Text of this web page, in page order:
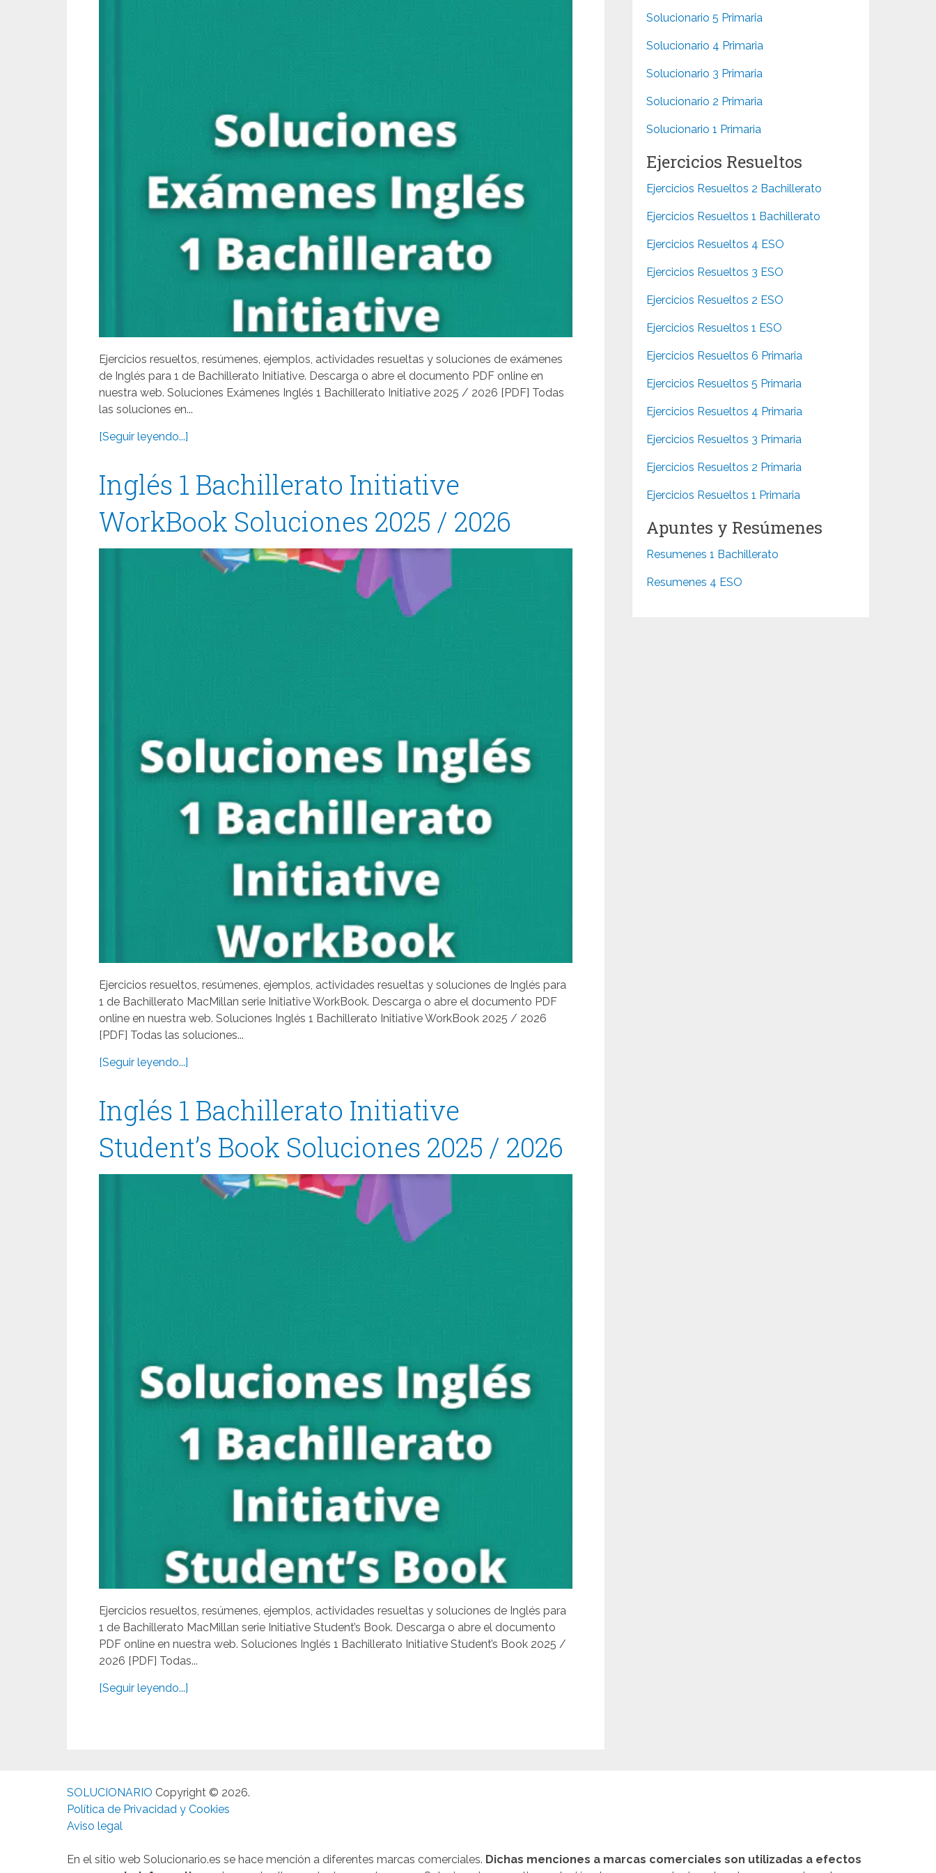
Ejercicios resueltos, resúmenes, ejemplos, actividades resueltas y soluciones de exámenes
de Inglés para 1 de Bachillerato Initiative. Descarga o abre el documento PDF online en
nuestra web. Soluciones Exámenes Inglés 1 Bachillerato Initiative 2025 / 2026 [PDF] Todas
las soluciones en...
[Seguir leyendo...]
Inglés 1 Bachillerato Initiative
WorkBook Soluciones 2025 / 2026
Ejercicios resueltos, resúmenes, ejemplos, actividades resueltas y soluciones de Inglés para
1 de Bachillerato MacMillan serie Initiative WorkBook. Descarga o abre el documento PDF
online en nuestra web. Soluciones Inglés 1 Bachillerato Initiative WorkBook 2025 / 2026
[PDF] Todas las soluciones...
[Seguir leyendo...]
Inglés 1 Bachillerato Initiative
Student’s Book Soluciones 2025 / 2026
Ejercicios resueltos, resúmenes, ejemplos, actividades resueltas y soluciones de Inglés para
1 de Bachillerato MacMillan serie Initiative Student’s Book. Descarga o abre el documento
PDF online en nuestra web. Soluciones Inglés 1 Bachillerato Initiative Student’s Book 2025 /
2026 [PDF] Todas...
[Seguir leyendo...]
Solucionario 5 Primaria
Solucionario 4 Primaria
Solucionario 3 Primaria
Solucionario 2 Primaria
Solucionario 1 Primaria
Ejercicios Resueltos
Ejercicios Resueltos 2 Bachillerato
Ejercicios Resueltos 1 Bachillerato
Ejercicios Resueltos 4 ESO
Ejercicios Resueltos 3 ESO
Ejercicios Resueltos 2 ESO
Ejercicios Resueltos 1 ESO
Ejercicios Resueltos 6 Primaria
Ejercicios Resueltos 5 Primaria
Ejercicios Resueltos 4 Primaria
Ejercicios Resueltos 3 Primaria
Ejercicios Resueltos 2 Primaria
Ejercicios Resueltos 1 Primaria
Apuntes y Resúmenes
Resumenes 1 Bachillerato
Resumenes 4 ESO
SOLUCIONARIO Copyright © 2026.
Política de Privacidad y Cookies
Aviso legal
En el sitio web Solucionario.es se hace mención a diferentes marcas comerciales. Dichas menciones a marcas comerciales son utilizadas a efectos